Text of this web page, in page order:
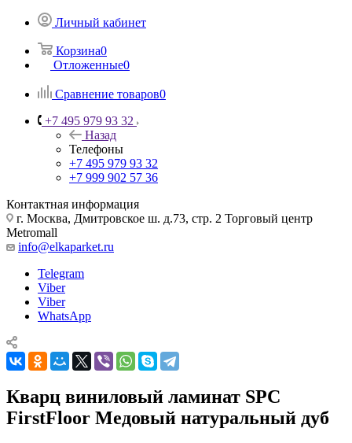
Личный кабинет
Корзина0
Отложенные0
Сравнение товаров0
+7 495 979 93 32
Назад
Телефоны
+7 495 979 93 32
+7 999 902 57 36
Контактная информация
г. Москва, Дмитровское ш. д.73, стр. 2 Торговый центр
Metromall
info@elkaparket.ru
Telegram
Viber
Viber
WhatsApp
Кварц виниловый ламинат SPC
FirstFloor Медовый натуральный дуб